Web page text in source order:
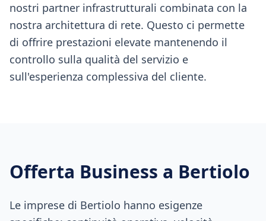
nostri partner infrastrutturali combinata con la
nostra architettura di rete. Questo ci permette
di offrire prestazioni elevate mantenendo il
controllo sulla qualità del servizio e
sull'esperienza complessiva del cliente.
Offerta Business a Bertiolo
Le imprese di Bertiolo hanno esigenze